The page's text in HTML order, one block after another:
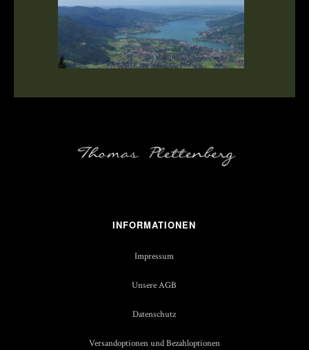
INFORMATIONEN
Impressum
Unsere AGB
Datenschutz
Versandoptionen und Bezahloptionen